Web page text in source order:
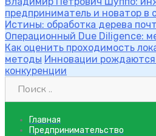
предприниматель и новатор в
Истины: обработка дерева
Операционный Due Diligence:
Как оценить проходимость
методы Инновации
конкуренции
Главная
Предпринимательство